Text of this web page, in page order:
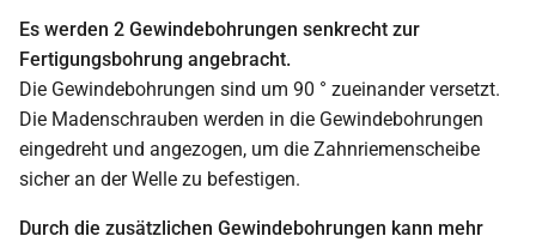
Es werden 2 Gewindebohrungen senkrecht zur
Fertigungsbohrung angebracht.
Die Gewindebohrungen sind um 90 ° zueinander versetzt.
Die Madenschrauben werden in die Gewindebohrungen
eingedreht und angezogen, um die Zahnriemenscheibe
sicher an der Welle zu befestigen.
Durch die zusätzlichen Gewindebohrungen kann mehr